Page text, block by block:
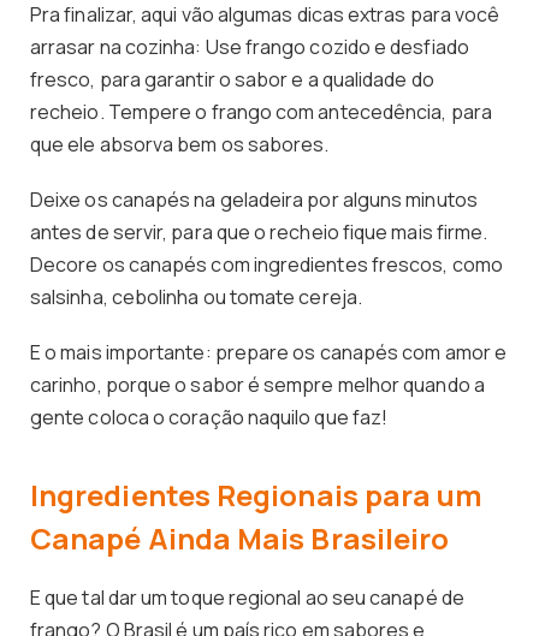
Pra finalizar, aqui vão algumas dicas extras para você
arrasar na cozinha: Use frango cozido e desfiado
fresco, para garantir o sabor e a qualidade do
recheio. Tempere o frango com antecedência, para
que ele absorva bem os sabores.
Deixe os canapés na geladeira por alguns minutos
antes de servir, para que o recheio fique mais firme.
Decore os canapés com ingredientes frescos, como
salsinha, cebolinha ou tomate cereja.
E o mais importante: prepare os canapés com amor e
carinho, porque o sabor é sempre melhor quando a
gente coloca o coração naquilo que faz!
Ingredientes Regionais para um
Canapé Ainda Mais Brasileiro
E que tal dar um toque regional ao seu canapé de
frango? O Brasil é um país rico em sabores e